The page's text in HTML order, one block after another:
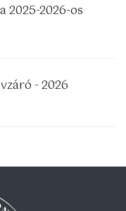
2025-2026-os
- 2026